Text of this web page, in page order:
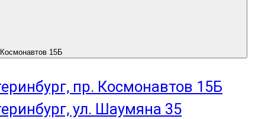
15Б
пр. Космонавтов 15Б
ул. Шаумяна 35